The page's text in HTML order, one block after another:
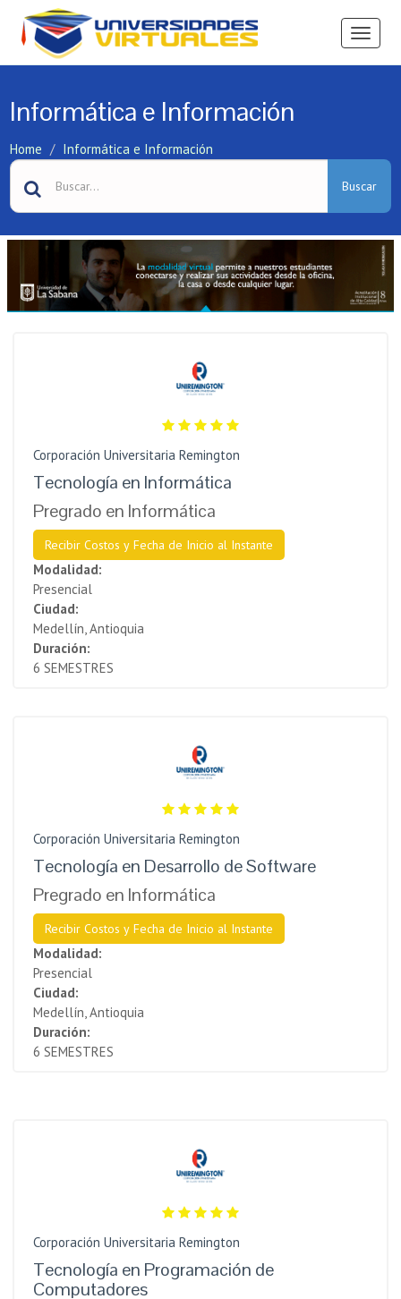
Ver
Informática e Información
Home Informática e Información
Buscar
Corporación Universitaria Remington
Tecnología en Informática
Pregrado en Informática
Recibir Costos y Fecha de Inicio al Instante
Modalidad:
Presencial
Ciudad:
Medellín, Antioquia
Duración:
6 SEMESTRES
Corporación Universitaria Remington
Tecnología en Desarrollo de Software
Pregrado en Informática
Recibir Costos y Fecha de Inicio al Instante
Modalidad:
Presencial
Ciudad:
Medellín, Antioquia
Duración:
6 SEMESTRES
Corporación Universitaria Remington
Tecnología en Programación de
Computadores